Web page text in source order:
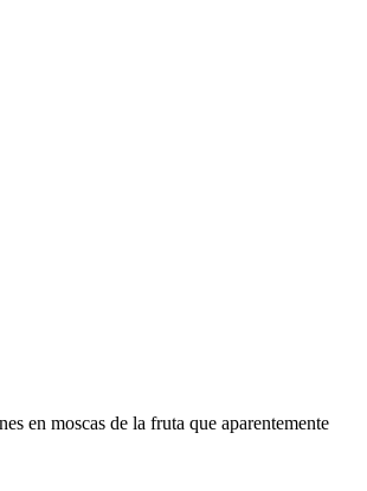
en moscas de la fruta que aparentemente